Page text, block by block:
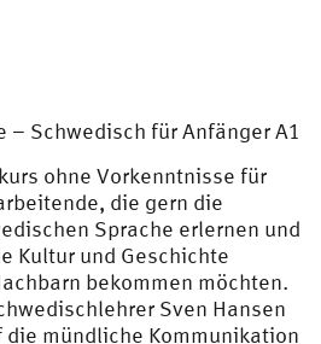
– Schwedisch für Anfänger A1
ohne Vorkenntnisse für
die gern die
Sprache erlernen und
Kultur und Geschichte
bekommen möchten.
Sven Hansen
die mündliche Kommunikation